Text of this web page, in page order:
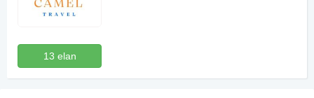
13 elan